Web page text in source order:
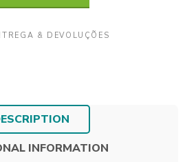
& DEVOLUÇÕES
INFORMATION